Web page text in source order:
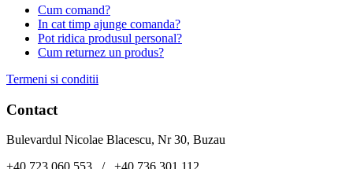
Cum comand?
In cat timp ajunge comanda?
Pot ridica produsul personal?
Cum returnez un produs?
Termeni si conditii
Contact
Bulevardul Nicolae Blacescu, Nr 30, Buzau